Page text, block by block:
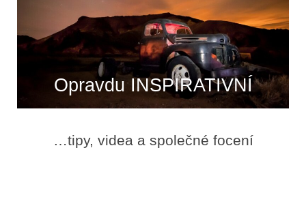
Opravdu INSPIRATIVNÍ
…tipy, videa a společné focení